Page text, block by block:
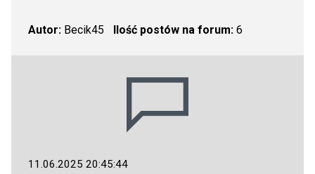
Autor: Becik45 Ilość postów na forum:6
11.06.2025 20:45:44